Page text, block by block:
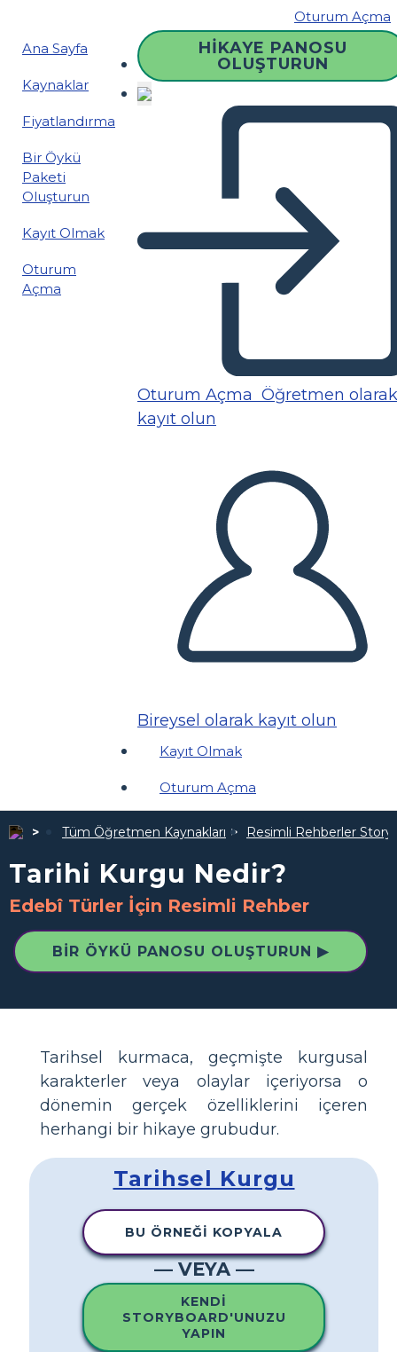
Oturum Açma
Ana Sayfa
Kaynaklar
Fiyatlandırma
Bir Öykü
Paketi
Oluşturun
Kayıt Olmak
Oturum
Açma
HIKAYE PANOSU
OLUŞTURUN
Oturum Açma Öğretmen olarak
kayıt olun
Bireysel olarak kayıt olun
Kayıt Olmak
Oturum Açma
Tüm Öğretmen Kaynakları Resimli Rehberler
Tarihi Kurgu Nedir?
Edebî Türler İçin Resimli Rehber
BIR ÖYKÜ PANOSU OLUŞTURUN ▶
Tarihsel kurmaca, geçmişte kurgusal
karakterler veya olaylar içeriyorsa o
dönemin gerçek özelliklerini içeren
herhangi bir hikaye grubudur.
Tarihsel Kurgu
BU ÖRNEĞI KOPYALA
— VEYA —
KENDI
STORYBOARD'UNUZU
YAPIN